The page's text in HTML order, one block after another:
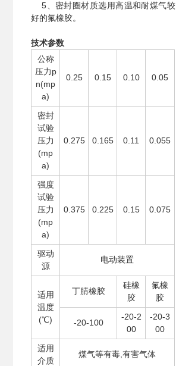
5、密封圈材质选用高温和耐煤气较
好的氟橡胶。
技术参数
公称
压力p
n(mp
a)
0.25 0.15 0.10 0.05
密封
试验
压力
(mp
a)
0.275 0.165 0.11 0.055
强度
试验
压力
(mp
a)
0.375 0.225 0.15 0.075
驱动
源
电动装置
适用
温度
(℃)
丁腈橡胶
硅橡
胶
氟橡
胶
-20-100
-20-2
00
-20-3
00
适用
介质
煤气等有毒,有害气体